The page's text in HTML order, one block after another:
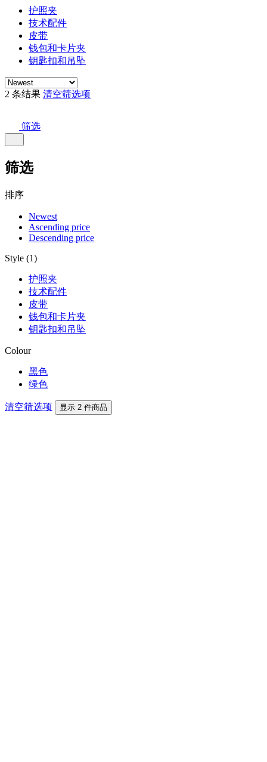
护照夹
技术配件
皮带
钱包和卡片夹
钥匙扣和吊坠
2 条结果 清空筛选项
筛选
筛选
排序
Newest
Ascending price
Descending price
Style (1)
护照夹
技术配件
皮带
钱包和卡片夹
钥匙扣和吊坠
Colour
黑色
绿色
清空筛选项 显示 2 件商品